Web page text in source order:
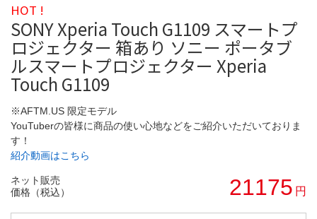
HOT !
SONY Xperia Touch G1109 スマートプ
ロジェクター 箱あり ソニー ポータブ
ルスマートプロジェクター Xperia
Touch G1109
※AFTM.US 限定モデル
YouTuberの皆様に商品の使い心地などをご紹介いただいておりま
す！
紹介動画はこちら
ネット販売
価格（税込）
21175 円